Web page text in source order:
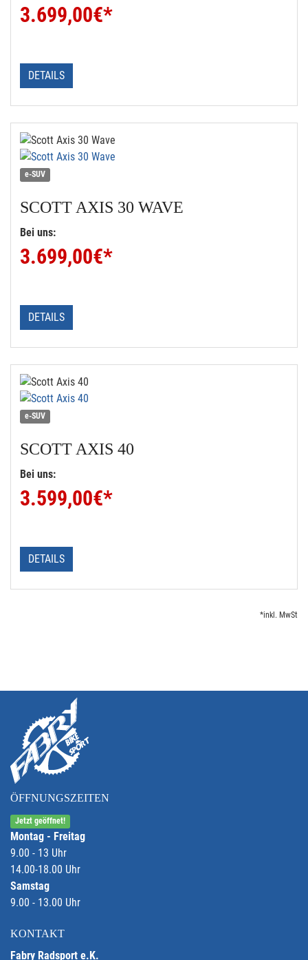
3.699,00€*
DETAILS
e-SUV
SCOTT AXIS 30 WAVE
Bei uns:
3.699,00€*
DETAILS
e-SUV
SCOTT AXIS 40
Bei uns:
3.599,00€*
DETAILS
*inkl. MwSt
ÖFFNUNGSZEITEN
Jetzt geöffnet!
Montag - Freitag
9.00 - 13 Uhr
14.00-18.00 Uhr
Samstag
9.00 - 13.00 Uhr
KONTAKT
Fabry Radsport e.K.